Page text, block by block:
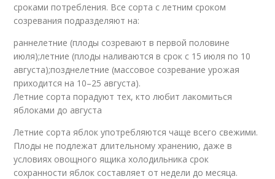
сроками потребления. Все сорта с летним сроком
созревания подразделяют на:
раннелетние (плоды созревают в первой половине
июля);летние (плоды наливаются в срок с 15 июля по 10
августа);позднелетние (массовое созревание урожая
приходится на 10–25 августа).
Летние сорта порадуют тех, кто любит лакомиться
яблоками до августа
Летние сорта яблок употребляются чаще всего свежими.
Плоды не подлежат длительному хранению, даже в
условиях овощного ящика холодильника срок
сохранности яблок составляет от недели до месяца.